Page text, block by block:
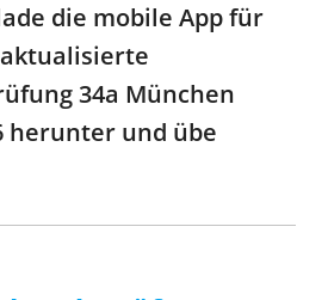
die mobile App für
34a München
herunter und übe